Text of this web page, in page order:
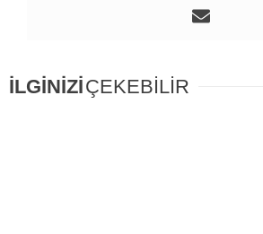
İLGİNİZİÇEKEBİLİR